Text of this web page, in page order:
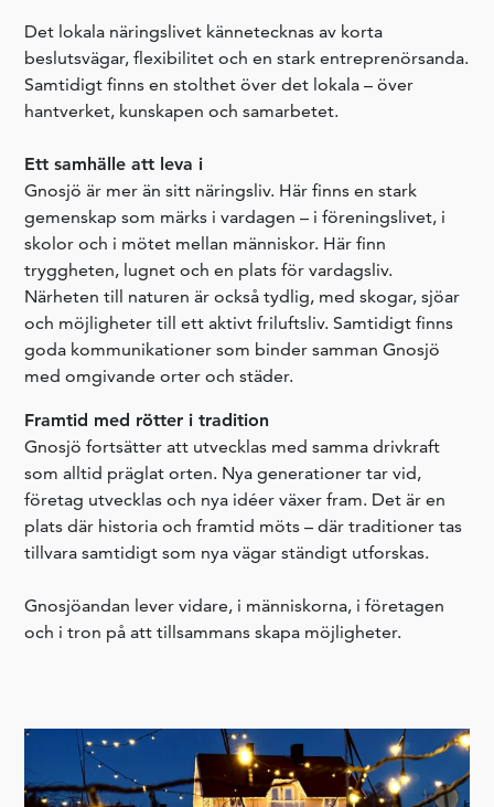
Det lokala näringslivet kännetecknas av korta
beslutsvägar, flexibilitet och en stark entreprenörsanda.
Samtidigt finns en stolthet över det lokala – över
hantverket, kunskapen och samarbetet.
Ett samhälle att leva i
Gnosjö är mer än sitt näringsliv. Här finns en stark
gemenskap som märks i vardagen – i föreningslivet, i
skolor och i mötet mellan människor. Här finn
tryggheten, lugnet och en plats för vardagsliv.
Närheten till naturen är också tydlig, med skogar, sjöar
och möjligheter till ett aktivt friluftsliv. Samtidigt finns
goda kommunikationer som binder samman Gnosjö
med omgivande orter och städer.
Framtid med rötter i tradition
Gnosjö fortsätter att utvecklas med samma drivkraft
som alltid präglat orten. Nya generationer tar vid,
företag utvecklas och nya idéer växer fram. Det är en
plats där historia och framtid möts – där traditioner tas
tillvara samtidigt som nya vägar ständigt utforskas.
Gnosjöandan lever vidare, i människorna, i företagen
och i tron på att tillsammans skapa möjligheter.